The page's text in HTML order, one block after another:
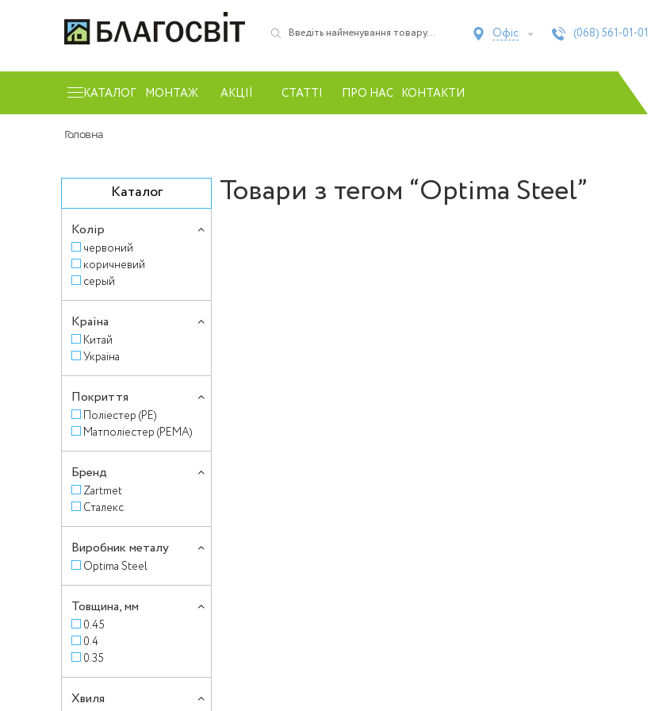
Офіс (068) 561-01-01
КАТАЛОГ МОНТАЖ АКЦІЇ СТАТТІ ПРО НАС КОНТАКТИ
Головна
Каталог
Колір
червоний
коричневий
серый
Країна
Китай
Україна
Покриття
Поліестер (PE)
Матполіестер (PEMA)
Бренд
Zartmet
Сталекс
Виробник металу
Optima Steel
Товщина, мм
0.45
0.4
0.35
Хвиля
Товари з тегом “Optima Steel”